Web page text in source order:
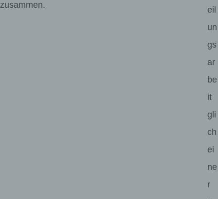
zusammen.
eil
un
gs
ar
be
it
gli
ch
ei
ne
r